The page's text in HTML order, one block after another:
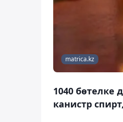
matrica.kz
1040 бөтелке
канистр